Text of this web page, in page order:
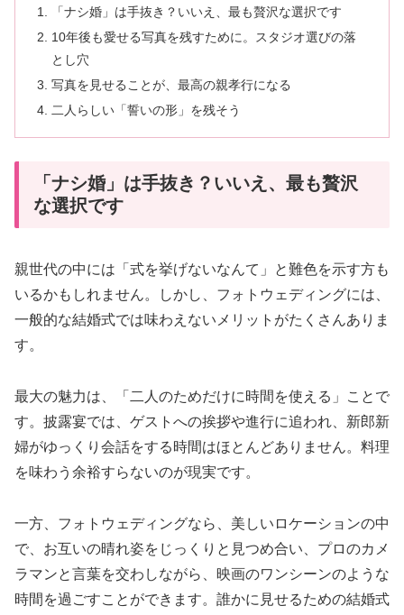
「ナシ婚」は手抜き？いいえ、最も贅沢な選択です
10年後も愛せる写真を残すために。スタジオ選びの落
とし穴
写真を見せることが、最高の親孝行になる
二人らしい「誓いの形」を残そう
「ナシ婚」は手抜き？いいえ、最も贅沢
な選択です
親世代の中には「式を挙げないなんて」と難色を示す方も
いるかもしれません。しかし、フォトウェディングには、
一般的な結婚式では味わえないメリットがたくさんありま
す。
最大の魅力は、「二人のためだけに時間を使える」ことで
す。披露宴では、ゲストへの挨拶や進行に追われ、新郎新
婦がゆっくり会話をする時間はほとんどありません。料理
を味わう余裕すらないのが現実です。
一方、フォトウェディングなら、美しいロケーションの中
で、お互いの晴れ姿をじっくりと見つめ合い、プロのカメ
ラマンと言葉を交わしながら、映画のワンシーンのような
時間を過ごすことができます。誰かに見せるための結婚式